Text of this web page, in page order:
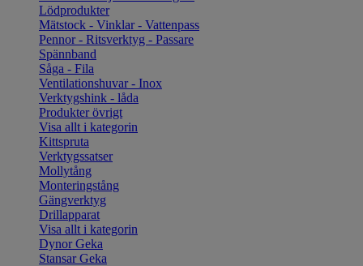
Lödprodukter
Mätstock - Vinklar - Vattenpass
Pennor - Ritsverktyg - Passare
Spännband
Såga - Fila
Ventilationshuvar - Inox
Verktygshink - låda
Produkter övrigt
Visa allt i kategorin
Kittspruta
Verktygssatser
Mollytång
Monteringstång
Gängverktyg
Drillapparat
Visa allt i kategorin
Dynor Geka
Stansar Geka